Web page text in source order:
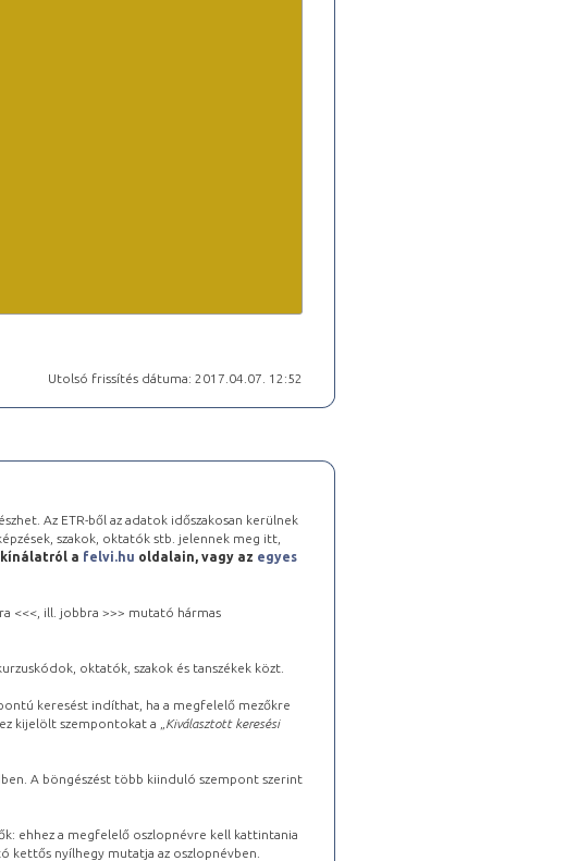
Utolsó frissítés dátuma: 2017.04.07. 12:52
Az ETR-ből az adatok időszakosan kerülnek
szakok, oktatók stb. jelennek meg itt,
a felvi.hu oldalain, vagy az egyes
<<<, ill. jobbra >>> mutató hármas
oktatók, szakok és tanszékek közt.
keresést indíthat, ha a megfelelő mezőkre
kijelölt szempontokat a „ Kiválasztott keresési
A böngészést több kiinduló szempont szerint
ehhez a megfelelő oszlopnévre kell kattintania
kettős nyílhegy mutatja az oszlopnévben.